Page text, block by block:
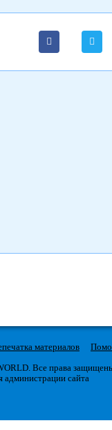
узнать народные
украинские блюда в шинке
(не сборные группы).
материалов
Все права
администрации сайта